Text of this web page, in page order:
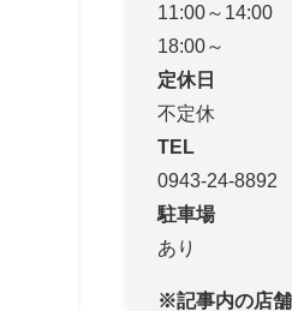
11:00～14:00
18:00～
定休日
不定休
TEL
0943-24-8892
駐車場
あり
※記事内の店舗